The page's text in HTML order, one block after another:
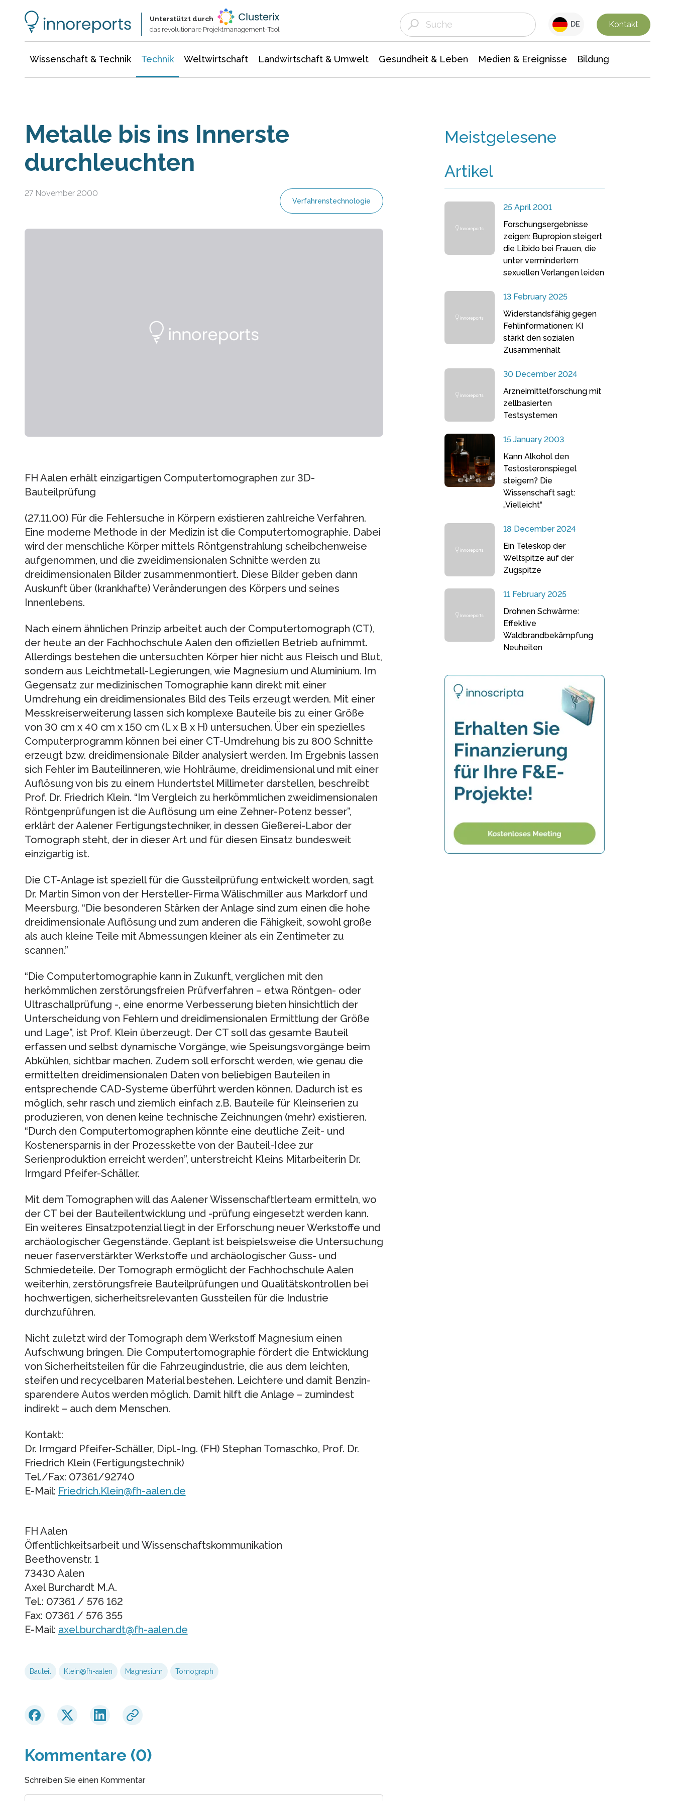
Unterstützt durch
das revolutionäre Projektmanagement-Tool
DE Kontakt
Wissenschaft & Technik Technik Weltwirtschaft Landwirtschaft & Umwelt Gesundheit & Leben Medien & Ereignisse Bildung
Metalle bis ins Innerste
durchleuchten
27 November 2000
Verfahrenstechnologie
FH Aalen erhält einzigartigen Computertomographen zur 3D-
Bauteilprüfung
(27.11.00) Für die Fehlersuche in Körpern existieren zahlreiche Verfahren.
Eine moderne Methode in der Medizin ist die Computertomographie. Dabei
wird der menschliche Körper mittels Röntgenstrahlung scheibchenweise
aufgenommen, und die zweidimensionalen Schnitte werden zu
dreidimensionalen Bilder zusammenmontiert. Diese Bilder geben dann
Auskunft über (krankhafte) Veränderungen des Körpers und seines
Innenlebens.
Nach einem ähnlichen Prinzip arbeitet auch der Computertomograph (CT),
der heute an der Fachhochschule Aalen den offiziellen Betrieb aufnimmt.
Allerdings bestehen die untersuchten Körper hier nicht aus Fleisch und Blut,
sondern aus Leichtmetall-Legierungen, wie Magnesium und Aluminium. Im
Gegensatz zur medizinischen Tomographie kann direkt mit einer
Umdrehung ein dreidimensionales Bild des Teils erzeugt werden. Mit einer
Messkreiserweiterung lassen sich komplexe Bauteile bis zu einer Größe
von 30 cm x 40 cm x 150 cm (L x B x H) untersuchen. Über ein spezielles
Computerprogramm können bei einer CT-Umdrehung bis zu 800 Schnitte
erzeugt bzw. dreidimensionale Bilder analysiert werden. Im Ergebnis lassen
sich Fehler im Bauteilinneren, wie Hohlräume, dreidimensional und mit einer
Auflösung von bis zu einem Hundertstel Millimeter darstellen, beschreibt
Prof. Dr. Friedrich Klein. “Im Vergleich zu herkömmlichen zweidimensionalen
Röntgenprüfungen ist die Auflösung um eine Zehner-Potenz besser”,
erklärt der Aalener Fertigungstechniker, in dessen Gießerei-Labor der
Tomograph steht, der in dieser Art und für diesen Einsatz bundesweit
einzigartig ist.
Die CT-Anlage ist speziell für die Gussteilprüfung entwickelt worden, sagt
Dr. Martin Simon von der Hersteller-Firma Wälischmiller aus Markdorf und
Meersburg. “Die besonderen Stärken der Anlage sind zum einen die hohe
dreidimensionale Auflösung und zum anderen die Fähigkeit, sowohl große
als auch kleine Teile mit Abmessungen kleiner als ein Zentimeter zu
scannen.”
“Die Computertomographie kann in Zukunft, verglichen mit den
herkömmlichen zerstörungsfreien Prüfverfahren – etwa Röntgen- oder
Ultraschallprüfung -, eine enorme Verbesserung bieten hinsichtlich der
Unterscheidung von Fehlern und dreidimensionalen Ermittlung der Größe
und Lage”, ist Prof. Klein überzeugt. Der CT soll das gesamte Bauteil
erfassen und selbst dynamische Vorgänge, wie Speisungsvorgänge beim
Abkühlen, sichtbar machen. Zudem soll erforscht werden, wie genau die
ermittelten dreidimensionalen Daten von beliebigen Bauteilen in
entsprechende CAD-Systeme überführt werden können. Dadurch ist es
möglich, sehr rasch und ziemlich einfach z.B. Bauteile für Kleinserien zu
produzieren, von denen keine technische Zeichnungen (mehr) existieren.
“Durch den Computertomographen könnte eine deutliche Zeit- und
Kostenersparnis in der Prozesskette von der Bauteil-Idee zur
Serienproduktion erreicht werden”, unterstreicht Kleins Mitarbeiterin Dr.
Irmgard Pfeifer-Schäller.
Mit dem Tomographen will das Aalener Wissenschaftlerteam ermitteln, wo
der CT bei der Bauteilentwicklung und -prüfung eingesetzt werden kann.
Ein weiteres Einsatzpotenzial liegt in der Erforschung neuer Werkstoffe und
archäologischer Gegenstände. Geplant ist beispielsweise die Untersuchung
neuer faserverstärkter Werkstoffe und archäologischer Guss- und
Schmiedeteile. Der Tomograph ermöglicht der Fachhochschule Aalen
weiterhin, zerstörungsfreie Bauteilprüfungen und Qualitätskontrollen bei
hochwertigen, sicherheitsrelevanten Gussteilen für die Industrie
durchzuführen.
Nicht zuletzt wird der Tomograph dem Werkstoff Magnesium einen
Aufschwung bringen. Die Computertomographie fördert die Entwicklung
von Sicherheitsteilen für die Fahrzeugindustrie, die aus dem leichten,
steifen und recycelbaren Material bestehen. Leichtere und damit Benzin-
sparendere Autos werden möglich. Damit hilft die Anlage – zumindest
indirekt – auch dem Menschen.
Kontakt:
Dr. Irmgard Pfeifer-Schäller, Dipl.-Ing. (FH) Stephan Tomaschko, Prof. Dr.
Friedrich Klein (Fertigungstechnik)
Tel./Fax: 07361/92740
E-Mail: Friedrich.Klein@fh-aalen.de
FH Aalen
Öffentlichkeitsarbeit und Wissenschaftskommunikation
Beethovenstr. 1
73430 Aalen
Axel Burchardt M.A.
Tel.: 07361 / 576 162
Fax: 07361 / 576 355
E-Mail: axel.burchardt@fh-aalen.de
Bauteil Klein@fh-aalen Magnesium Tomograph
Kommentare (0)
Schreiben Sie einen Kommentar
Meistgelesene
Artikel
25 April 2001
Forschungsergebnisse
zeigen: Bupropion steigert
die Libido bei Frauen, die
unter vermindertem
sexuellen Verlangen leiden
13 February 2025
Widerstandsfähig gegen
Fehlinformationen: KI
stärkt den sozialen
Zusammenhalt
30 December 2024
Arzneimittelforschung mit
zellbasierten
Testsystemen
15 January 2003
Kann Alkohol den
Testosteronspiegel
steigern? Die
Wissenschaft sagt:
„Vielleicht“
18 December 2024
Ein Teleskop der
Weltspitze auf der
Zugspitze
11 February 2025
Drohnen Schwärme:
Effektive
Waldbrandbekämpfung
Neuheiten